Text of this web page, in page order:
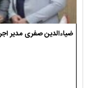
ضیاءالدین صفری مدیر